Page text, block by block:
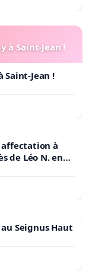
à Saint-Jean !
Jean !
affectation à
de Léo N. en
Seignus Haut